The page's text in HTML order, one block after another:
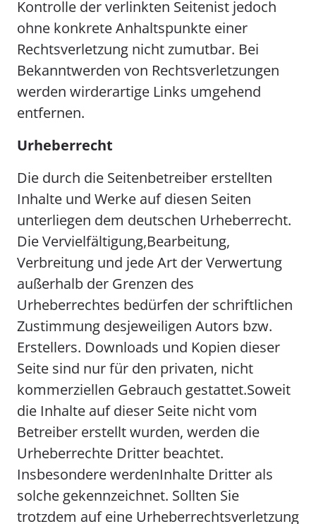
Kontrolle der verlinkten Seitenist jedoch
ohne konkrete Anhaltspunkte einer
Rechtsverletzung nicht zumutbar. Bei
Bekanntwerden von Rechtsverletzungen
werden wirderartige Links umgehend
entfernen.
Urheberrecht
Die durch die Seitenbetreiber erstellten
Inhalte und Werke auf diesen Seiten
unterliegen dem deutschen Urheberrecht.
Die Vervielfältigung,Bearbeitung,
Verbreitung und jede Art der Verwertung
außerhalb der Grenzen des
Urheberrechtes bedürfen der schriftlichen
Zustimmung desjeweiligen Autors bzw.
Erstellers. Downloads und Kopien dieser
Seite sind nur für den privaten, nicht
kommerziellen Gebrauch gestattet.Soweit
die Inhalte auf dieser Seite nicht vom
Betreiber erstellt wurden, werden die
Urheberrechte Dritter beachtet.
Insbesondere werdenInhalte Dritter als
solche gekennzeichnet. Sollten Sie
trotzdem auf eine Urheberrechtsverletzung